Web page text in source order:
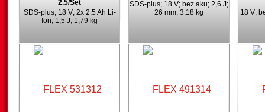
2.5/Set
SDS-plus; 18 V; 2x 2,5 Ah Li-
Ion; 1,5 J; 1,79 kg
SDS-plus; 18 V; bez aku; 2,6 J;
26 mm; 3,18 kg
18 V;